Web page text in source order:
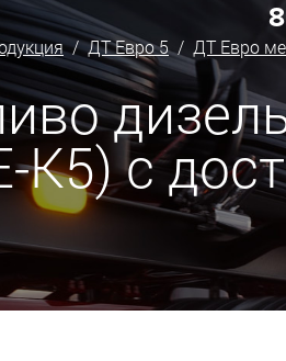
/ДТ Евро 5/ ДТ Евро
К5) с